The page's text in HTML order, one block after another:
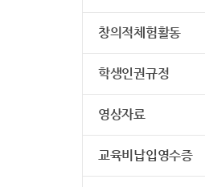
창의적체험활동
학생인권규정
영상자료
교육비납입영수증